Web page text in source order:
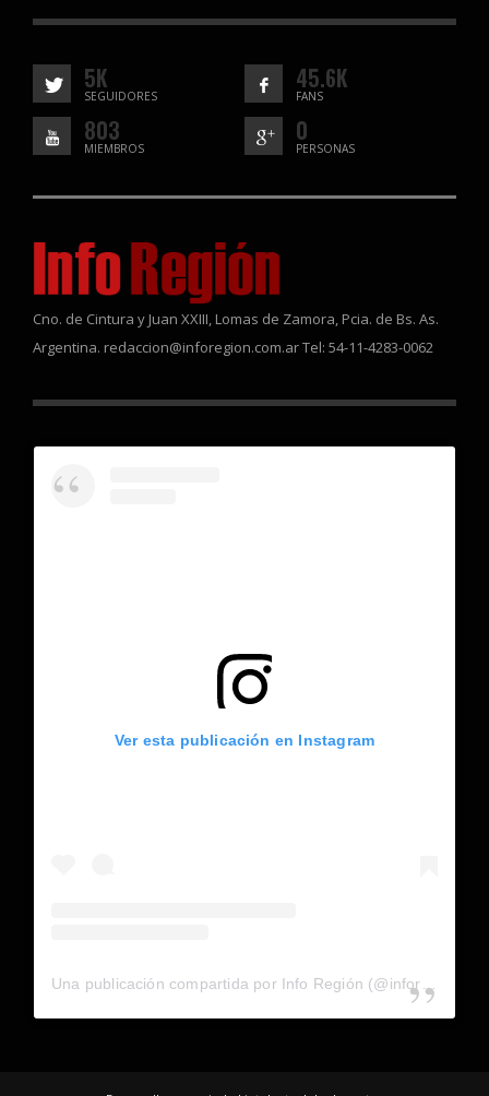
5K
SEGUIDORES
45.6K
FANS
803
MIEMBROS
0
PERSONAS
Cno. de Cintura y Juan XXIII, Lomas de Zamora, Pcia. de Bs. As.
Argentina. redaccion@inforegion.com.ar Tel: 54-11-4283-0062
Ver esta publicación en Instagram